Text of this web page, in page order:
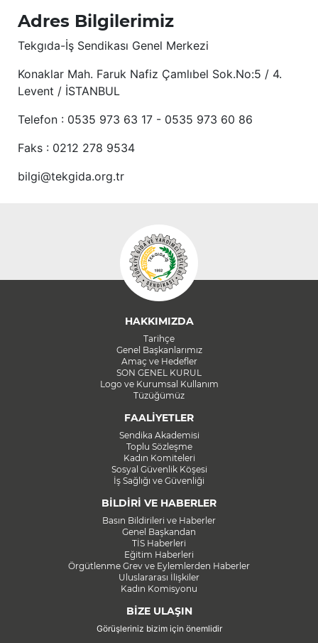
Adres Bilgilerimiz
Tekgıda-İş Sendikası Genel Merkezi
Konaklar Mah. Faruk Nafiz Çamlıbel Sok.No:5 / 4.
Levent / İSTANBUL
Telefon : 0535 973 63 17 - 0535 973 60 86
Faks : 0212 278 9534
bilgi@tekgida.org.tr
HAKKIMIZDA
Tarihçe
Genel Başkanlarımız
Amaç ve Hedefler
SON GENEL KURUL
Logo ve Kurumsal Kullanım
Tüzüğümüz
FAALİYETLER
Sendika Akademisi
Toplu Sözleşme
Kadın Komiteleri
Sosyal Güvenlik Köşesi
İş Sağlığı ve Güvenliği
BİLDİRİ VE HABERLER
Basın Bildirileri ve Haberler
Genel Başkandan
TİS Haberleri
Eğitim Haberleri
Örgütlenme Grev ve Eylemlerden Haberler
Uluslararası İlişkiler
Kadın Komisyonu
BİZE ULAŞIN
Görüşleriniz bizim için önemlidir